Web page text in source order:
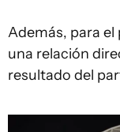
Además, para el
una relación
resultado del